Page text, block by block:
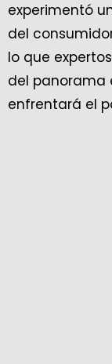
experimentó
del
lo que
del panorama
enfrentará el